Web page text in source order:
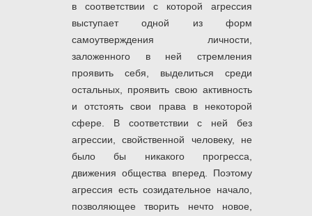
в соответствии с которой агрессия
выступает одной из форм
самоутверждения личности,
заложенного в ней стремления
проявить себя, выделиться среди
остальных, проявить свою активность
и отстоять свои права в некоторой
сфере. В соответствии с ней без
агрессии, свойственной человеку, не
было бы никакого прогресса,
движения общества вперед. Поэтому
агрессия есть созидательное начало,
позволяющее творить нечто новое,